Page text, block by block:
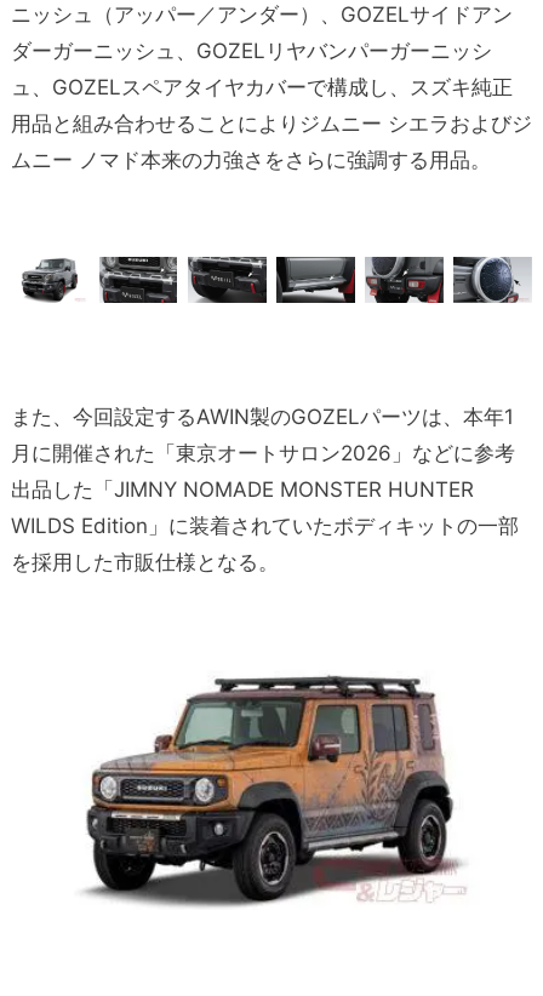
ニッシュ（アッパー／アンダー）、GOZELサイドアン
ダーガーニッシュ、GOZELリヤバンパーガーニッシ
ュ、GOZELスペアタイヤカバーで構成し、スズキ純正
用品と組み合わせることによりジムニー シエラおよびジ
ムニー ノマド本来の力強さをさらに強調する用品。
また、今回設定するAWIN製のGOZELパーツは、本年1
月に開催された「東京オートサロン2026」などに参考
出品した「JIMNY NOMADE MONSTER HUNTER
WILDS Edition」に装着されていたボディキットの一部
を採用した市販仕様となる。